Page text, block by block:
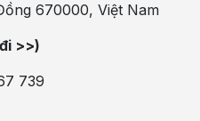
670000, Việt Nam
>>)
739